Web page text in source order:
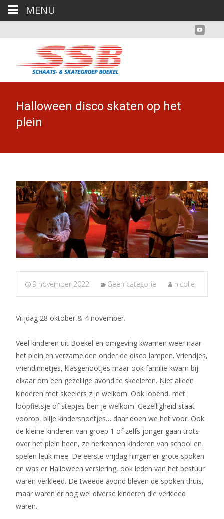
Halloween disco skaten op het
plein
9 november 2022 Geen categorie nicolle
Vrijdag 28 oktober & 4 november.
Veel kinderen uit Boekel en omgeving kwamen weer naar
het plein en verzamelden onder de disco lampen. Vriendjes,
vriendinnetjes, klasgenootjes maar ook familie kwam bij
elkaar om een gezellige avond te skeeleren. Niet alleen
kinderen met skeelers zijn welkom. Ook lopend, met
loopfietsje of stepjes ben je welkom. Gezelligheid staat
voorop, blije kindersnoetjes… daar doen we het voor. Ook
de kleine kinderen van groep 1 of zelfs jonger gaan trots
over het plein heen, ze herkennen kinderen van school en
spelen leuk mee. De eerste vrijdag hingen er grote spoken
en was er Halloween versiering, ook leden van het bestuur
waren verkleed. De tweede avond bleven de spoken thuis,
maar waren er nog wel diverse kinderen die verkleed
waren.
MENU